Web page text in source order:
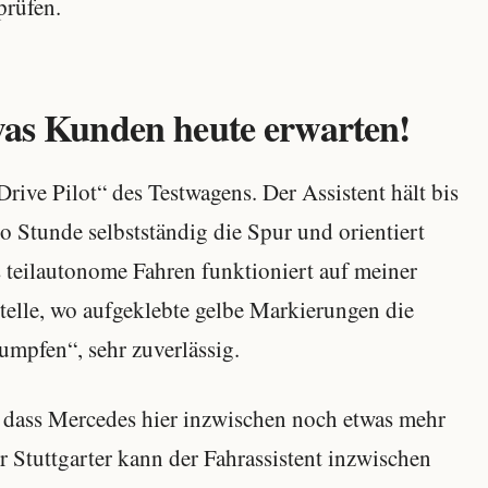
Kunden heute erwarten!
Pilot“ des Testwagens. Der Assistent hält bis
Stunde selbstständig die Spur und orientiert
teilautonome Fahren funktioniert auf meiner
wo aufgeklebte gelbe Markierungen die
sehr zuverlässig.
Mercedes hier inzwischen noch etwas mehr
kann der Fahrassistent inzwischen